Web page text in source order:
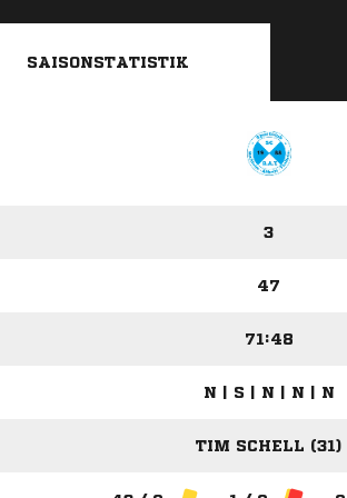
SAISONSTATISTIK
3
47
71:48
N | S | N | N | N
TIM SCHELL (31)